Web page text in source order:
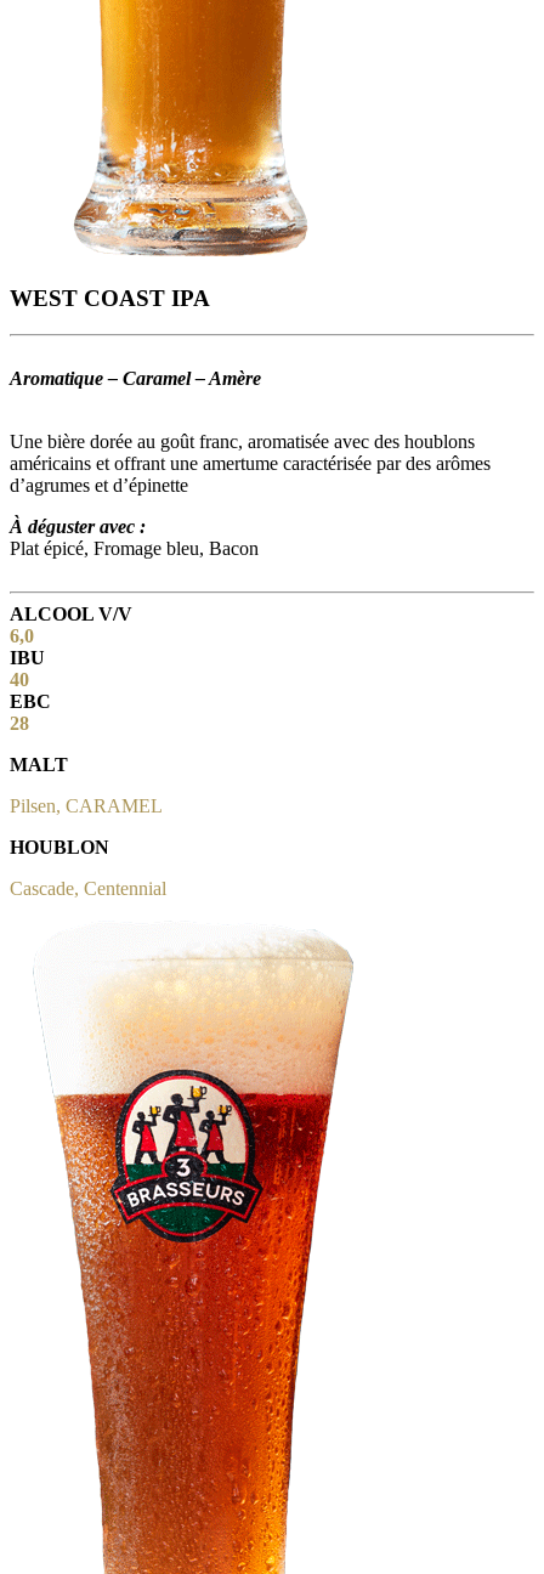
WEST COAST IPA
Aromatique – Caramel – Amère
Une bière dorée au goût franc, aromatisée avec des houblons
américains et offrant une amertume caractérisée par des arômes
d’agrumes et d’épinette
À déguster avec :
Plat épicé, Fromage bleu, Bacon
ALCOOL V/V
6,0
IBU
40
EBC
28
MALT
Pilsen, CARAMEL
HOUBLON
Cascade, Centennial